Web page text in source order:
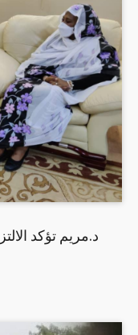
د.مريم تؤكد